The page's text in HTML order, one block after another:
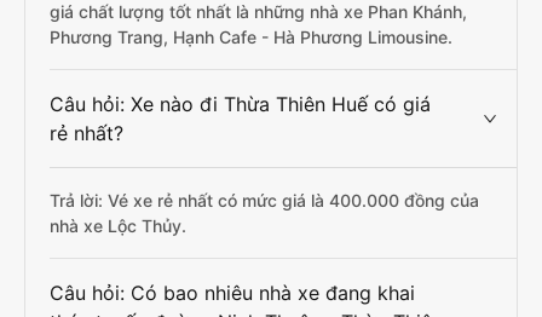
giá chất lượng tốt nhất là những nhà xe Phan Khánh,
Phương Trang, Hạnh Cafe - Hà Phương Limousine.
Câu hỏi: Xe nào đi Thừa Thiên Huế có giá
rẻ nhất?
Trả lời: Vé xe rẻ nhất có mức giá là 400.000 đồng của
nhà xe Lộc Thủy.
Câu hỏi: Có bao nhiêu nhà xe đang khai